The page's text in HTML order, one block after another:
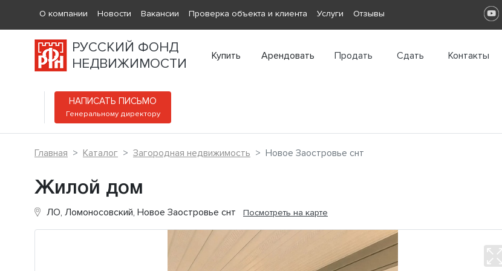
О компании Новости Вакансии Проверка объекта и клиента Услуги Отзывы
РУССКИЙ ФОНД
НЕДВИЖИМОСТИ
Купить Арендовать Продать Сдать Контакты
НАПИСАТЬ ПИСЬМО
Генеральному директору
Главная Каталог Загородная недвижимость Новое Заостровье снт
Жилой дом
ЛО, Ломоносовский, Новое Заостровье снт Посмотреть на карте